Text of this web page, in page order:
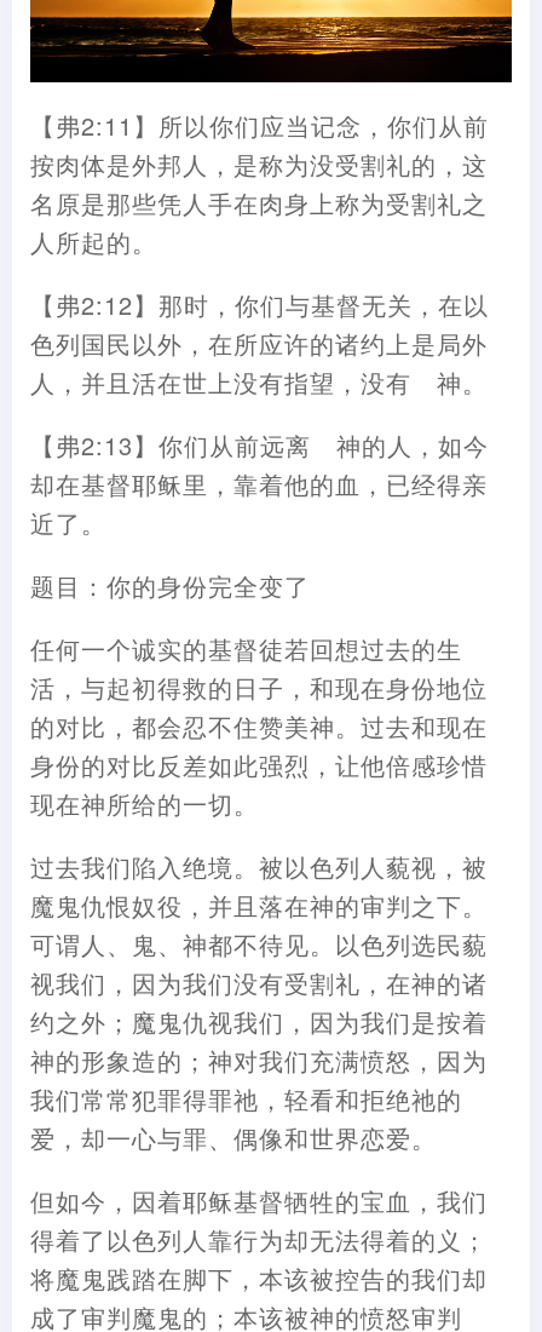
【弗2:11】所以你们应当记念，你们从前
按肉体是外邦人，是称为没受割礼的，这
名原是那些凭人手在肉身上称为受割礼之
人所起的。
【弗2:12】那时，你们与基督无关，在以
色列国民以外，在所应许的诸约上是局外
人，并且活在世上没有指望，没有 神。
【弗2:13】你们从前远离 神的人，如今
却在基督耶稣里，靠着他的血，已经得亲
近了。
题目：你的身份完全变了
任何一个诚实的基督徒若回想过去的生
活，与起初得救的日子，和现在身份地位
的对比，都会忍不住赞美神。过去和现在
身份的对比反差如此强烈，让他倍感珍惜
现在神所给的一切。
过去我们陷入绝境。被以色列人藐视，被
魔鬼仇恨奴役，并且落在神的审判之下。
可谓人、鬼、神都不待见。以色列选民藐
视我们，因为我们没有受割礼，在神的诸
约之外；魔鬼仇视我们，因为我们是按着
神的形象造的；神对我们充满愤怒，因为
我们常常犯罪得罪祂，轻看和拒绝祂的
爱，却一心与罪、偶像和世界恋爱。
但如今，因着耶稣基督牺牲的宝血，我们
得着了以色列人靠行为却无法得着的义；
将魔鬼践踏在脚下，本该被控告的我们却
成了审判魔鬼的；本该被神的愤怒审判